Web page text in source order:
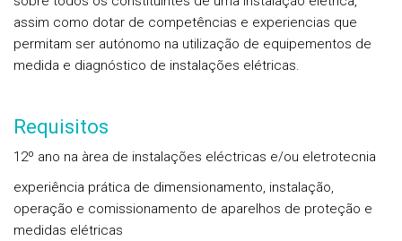
assim como dotar de competências e experiencias que
permitam ser autónomo na utilização de equipementos de
medida e diagnóstico de instalações elétricas.
Requisitos
12º ano na àrea de instalações eléctricas e/ou eletrotecnia
experiência prática de dimensionamento, instalação,
operação e comissionamento de aparelhos de proteção e
medidas elétricas